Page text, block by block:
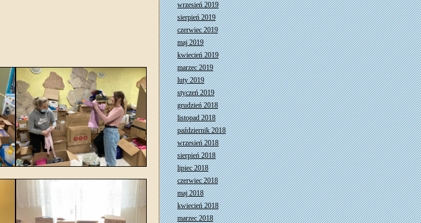
wrzesień 2019
sierpień 2019
czerwiec 2019
maj 2019
kwiecień 2019
marzec 2019
luty 2019
styczeń 2019
grudzień 2018
listopad 2018
październik 2018
wrzesień 2018
sierpień 2018
lipiec 2018
czerwiec 2018
maj 2018
kwiecień 2018
marzec 2018